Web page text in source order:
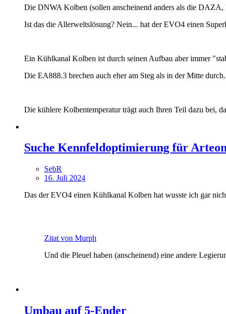
Die DNWA Kolben (sollen anscheinend anders als die
Ist das die Allerweltslösung? Nein... hat der EVO4 einen
Ein Kühlkanal Kolben ist durch seinen Aufbau aber immer
Die EA888.3 brechen auch eher am Steg als in der Mitte
Die kühlere Kolbentemperatur trägt auch Ihren Teil dazu bei,
Suche Kennfeldoptimierung für
SebR
16. Juli 2024
Das der EVO4 einen Kühlkanal Kolben hat wusste ich gar
Zitat von Murph
Und die Pleuel haben (anscheinend) eine andere
Umbau auf 5-Ender